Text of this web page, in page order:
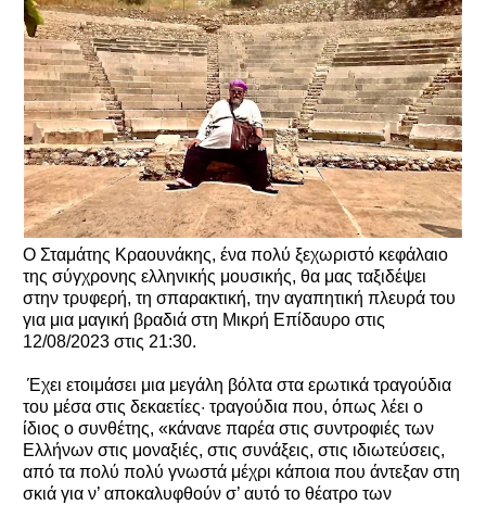
Ο Σταμάτης Κραουνάκης, ένα πολύ ξεχωριστό κεφάλαιο
της σύγχρονης ελληνικής μουσικής, θα μας ταξιδέψει
στην τρυφερή, τη σπαρακτική, την αγαπητική πλευρά του
για μια μαγική βραδιά στη Μικρή Επίδαυρο στις
12/08/2023 στις 21:30.
Έχει ετοιμάσει μια μεγάλη βόλτα στα ερωτικά τραγούδια
του μέσα στις δεκαετίες· τραγούδια που, όπως λέει ο
ίδιος ο συνθέτης, «κάνανε παρέα στις συντροφιές των
Ελλήνων στις μοναξιές, στις συνάξεις, στις ιδιωτεύσεις,
από τα πολύ πολύ γνωστά μέχρι κάποια που άντεξαν στη
σκιά για ν’ αποκαλυφθούν σ’ αυτό το θέατρο των